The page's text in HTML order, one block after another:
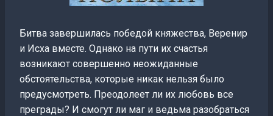
Битва завершилась победой княжества, Веренир
и Исха вместе. Однако на пути их счастья
возникают совершенно неожиданные
обстоятельства, которые никак нельзя было
предусмотреть. Преодолеет ли их любовь все
преграды? И смогут ли маг и ведьма разобраться